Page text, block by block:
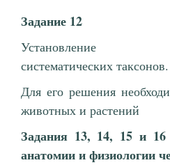
Задание 12
Установление
систематических таксонов.
Для его решения
животных и растений
Задания 13, 14, 15 и
анатомии и физиологии